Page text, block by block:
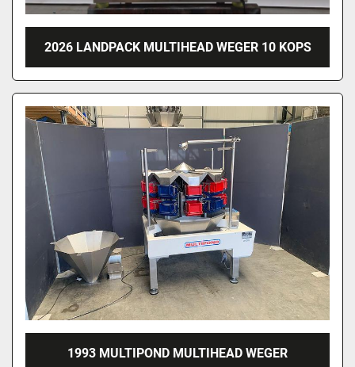
2026 LANDPACK MULTIHEAD WEGER 10 KOPS
1993 MULTIPOND MULTIHEAD WEGER